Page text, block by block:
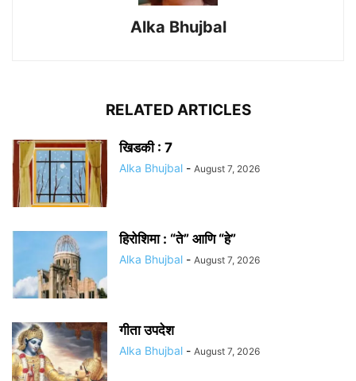
Alka Bhujbal
RELATED ARTICLES
खिडकी : 7
Alka Bhujbal - August 7, 2026
हिरोशिमा : “ते” आणि “हे”
Alka Bhujbal - August 7, 2026
गीता उपदेश
Alka Bhujbal - August 7, 2026